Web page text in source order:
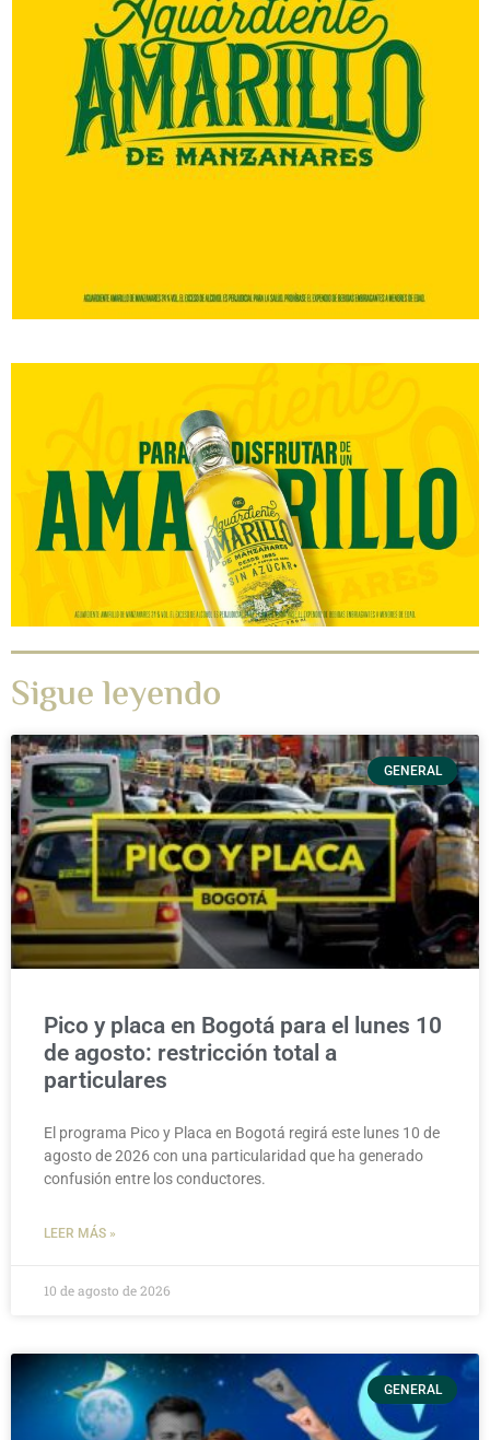
Sigue leyendo
GENERAL
Pico y placa en Bogotá para el lunes 10
de agosto: restricción total a
particulares
El programa Pico y Placa en Bogotá regirá este lunes 10 de
agosto de 2026 con una particularidad que ha generado
confusión entre los conductores.
LEER MÁS »
10 de agosto de 2026
GENERAL